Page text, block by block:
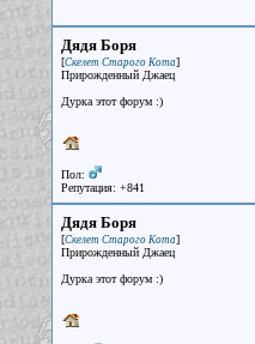
Дядя Боря
[Скелет Старого Кота]
Прирожденный Джаец
Дурка этот форум :)
Пол:
Репутация: +841
Дядя Боря
[Скелет Старого Кота]
Прирожденный Джаец
Дурка этот форум :)